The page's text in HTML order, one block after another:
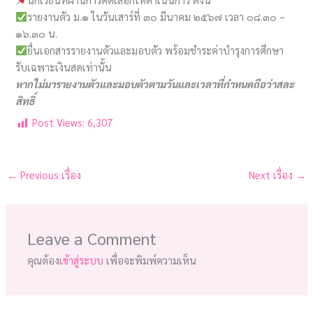
รายงานตัว ม.๑ ในวันเสาร์ที่ ๓๐ มีนาคม ๒๕๖๗ เวลา ๐๘.๓๐ –
๑๖.๓๐ น.
ยื่นเอกสารรายงานตัวและมอบตัว พร้อมชำระค่าบำรุงการศึกษา
รับเฉพาะเงินสดเท่านั้น
หากไม่มารายงานตัวและมอบตัวตามวันและเวลาที่กำหนดถือว่าสละ
สิทธิ์
Post Views: 6,307
← Previous เรื่อง Next เรื่อง →
Leave a Comment
คุณต้องเข้าสู่ระบบ เพื่อจะพิมพ์ความเห็น